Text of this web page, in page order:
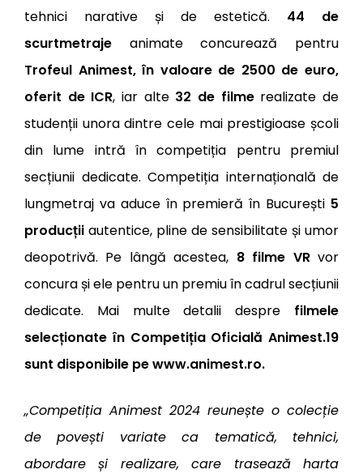
tehnici narative și de estetică. 44 de
scurtmetraje animate concurează pentru
Trofeul Animest, în valoare de 2500 de euro,
oferit de ICR, iar alte32 de filmerealizate de
studenții unora dintre cele mai prestigioase școli
din lume intră în competiția pentru premiul
secțiunii dedicate. Competiția internațională de
lungmetraj va aduce în premieră în București 5
producții autentice, pline de sensibilitate și umor
deopotrivă. Pe lângă acestea, 8 filme VRvor
concura și ele pentru un premiu în cadrul secțiunii
dedicate. Mai multe detalii despre filmele
selecționate în Competiția Oficială Animest.19
sunt disponibile pewww.animest.ro.
„Competiția Animest 2024 reunește o colecție
de povești variate ca tematică, tehnici,
abordare și realizare, care trasează harta